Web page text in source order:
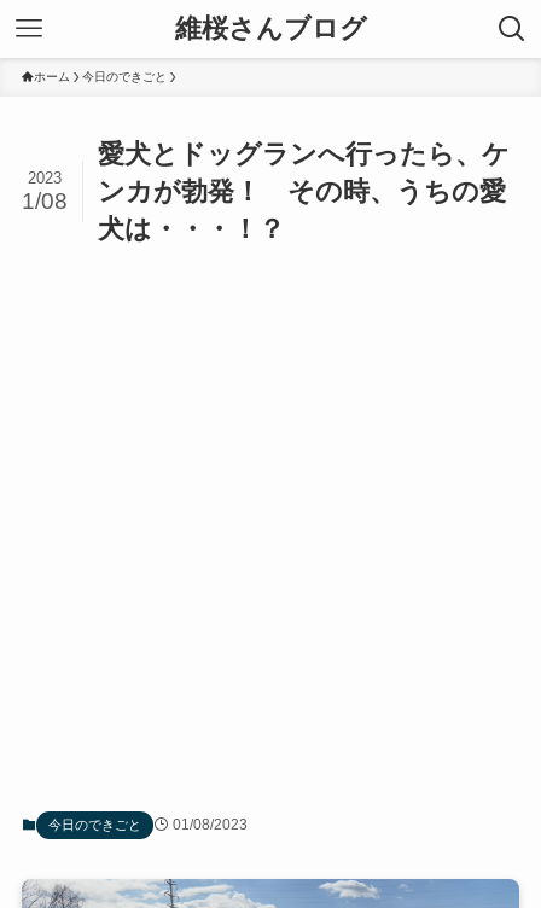
維桜さんブログ
ホーム 今日のできごと
愛犬とドッグランへ行ったら、ケ
ンカが勃発！ その時、うちの愛
犬は・・・！？
2023
1/08
今日のできごと 01/08/2023